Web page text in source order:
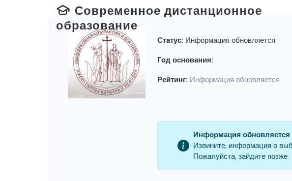
Современное дистанционное
образование
Статус: Информация обновляется
Год основания:
Рейтинг: Информация обновляется
Информация обновляется
Извините, информация о
Пожалуйста, зайдите позже.